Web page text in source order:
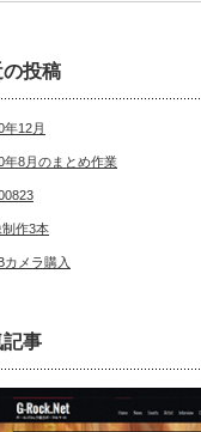
投稿
年12月
年8月のまとめ作業
制作3本
カメラ購入
記事